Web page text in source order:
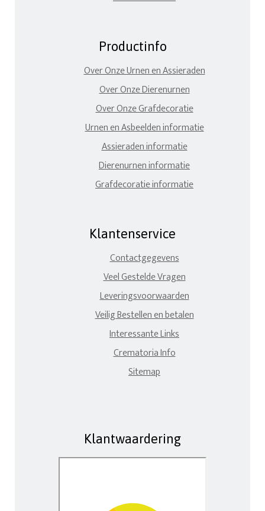
Productinfo
Over Onze Urnen en Assieraden
Over Onze Dierenurnen
Over Onze Grafdecoratie
Urnen en Asbeelden informatie
Assieraden informatie
Dierenurnen informatie
Grafdecoratie informatie
Klantenservice
Contactgegevens
Veel Gestelde Vragen
Leveringsvoorwaarden
Veilig Bestellen en betalen
Interessante Links
Crematoria Info
Sitemap
Klantwaardering